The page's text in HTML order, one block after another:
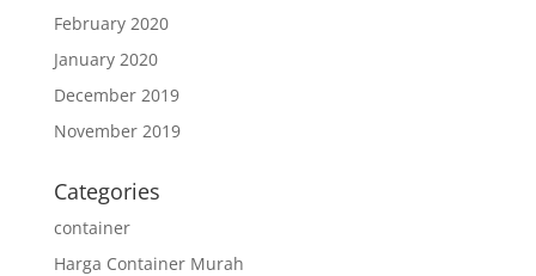
February 2020
January 2020
December 2019
November 2019
Categories
container
Harga Container Murah